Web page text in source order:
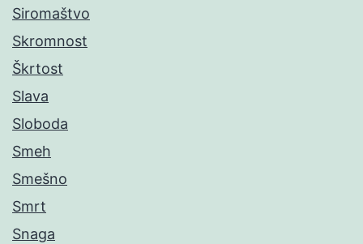
Siromaštvo
Skromnost
Škrtost
Slava
Sloboda
Smeh
Smešno
Smrt
Snaga